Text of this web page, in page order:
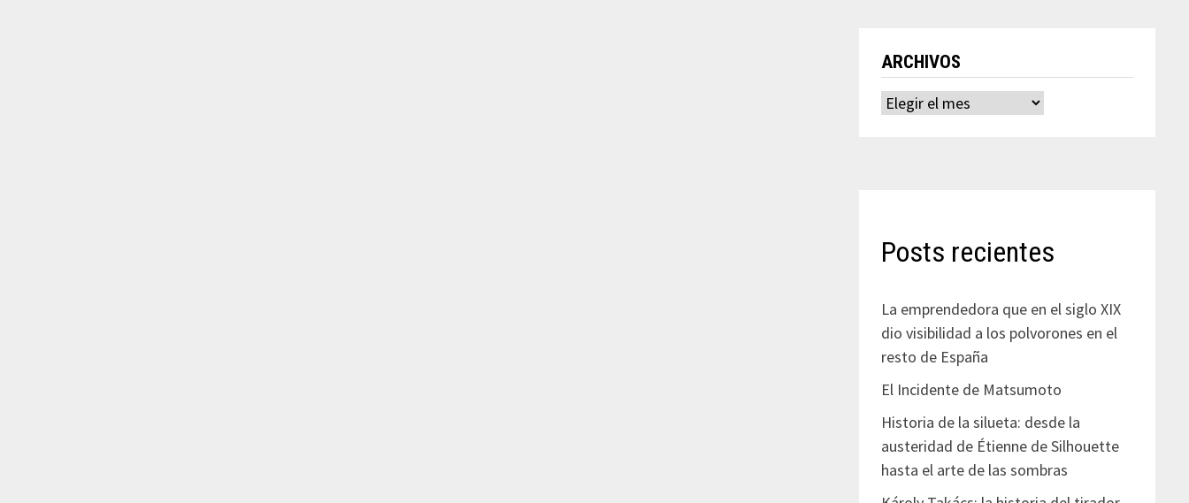
ARCHIVOS
Archivos
Posts recientes
La emprendedora que en el siglo XIX
dio visibilidad a los polvorones en el
resto de España
El Incidente de Matsumoto
Historia de la silueta: desde la
austeridad de Étienne de Silhouette
hasta el arte de las sombras